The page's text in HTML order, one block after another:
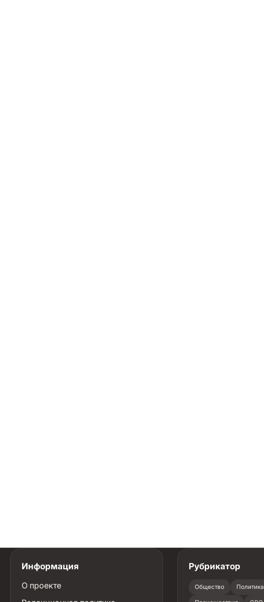
Информация
О проекте
Рубрикатор
Общество Политика